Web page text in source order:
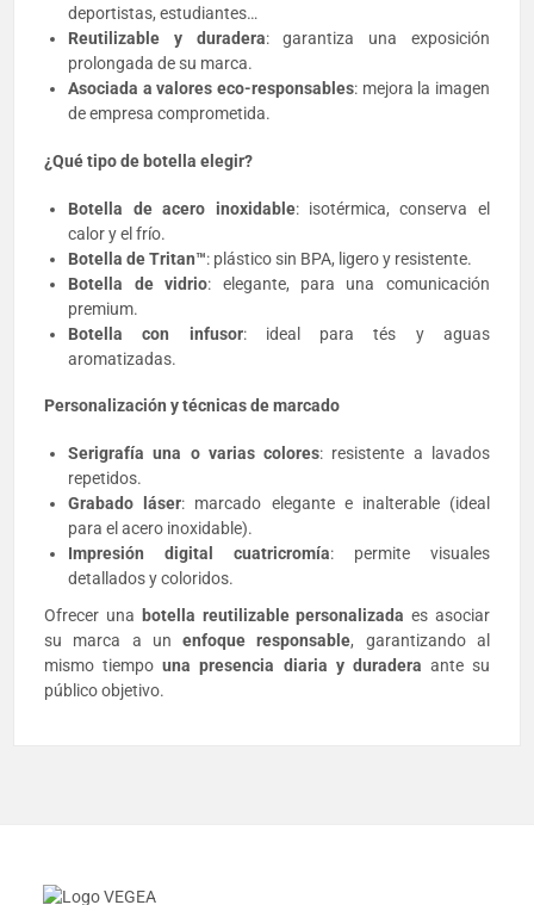
deportistas, estudiantes…
Reutilizable y duradera: garantiza una exposición
prolongada de su marca.
Asociada a valores eco-responsables: mejora la imagen
de empresa comprometida.
¿Qué tipo de botella elegir?
Botella de acero inoxidable: isotérmica, conserva el
calor y el frío.
Botella de Tritan™: plástico sin BPA, ligero y resistente.
Botella de vidrio: elegante, para una comunicación
premium.
Botella con infusor: ideal para tés y aguas
aromatizadas.
Personalización y técnicas de marcado
Serigrafía una o varias colores: resistente a lavados
repetidos.
Grabado láser: marcado elegante e inalterable (ideal
para el acero inoxidable).
Impresión digital cuatricromía: permite visuales
detallados y coloridos.
Ofrecer una botella reutilizable personalizada es asociar
su marca a unenfoque responsable, garantizando al
mismo tiempouna presencia diaria y duradera ante su
público objetivo.